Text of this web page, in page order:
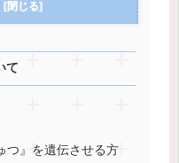
て
つ』を遺伝させる方